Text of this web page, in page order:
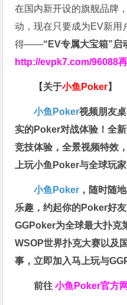
在国内新开设的旗舰品牌
动，现在只要成为EV新用
得——“EV专属大宝箱”启
http://evpk7.com/96088
【关于小鱼Poker】
小鱼Poker视频朋友
实的Poker对战体验！全
竞技体验，全景视频特效
上玩小鱼Poker与全球玩
小鱼Poker ，随时随
乐趣，约起你的Poker好
GGPoker为全球最大扑克
WSOP世界扑克大赛以及
事，立即加入马上玩与
前往小鱼Poker官方